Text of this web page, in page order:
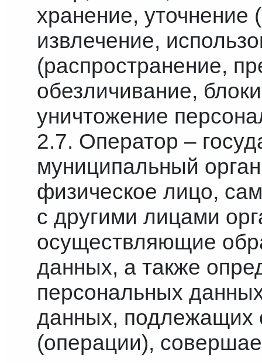
хранение, уточнение
извлечение,
(распространение,
обезличивание,
уничтожение
2.7. Оператор –
муниципальный
физическое лицо,
с другими лицами
осуществляющие
данных, а также
персональных
данных, подлежащих
(операции),